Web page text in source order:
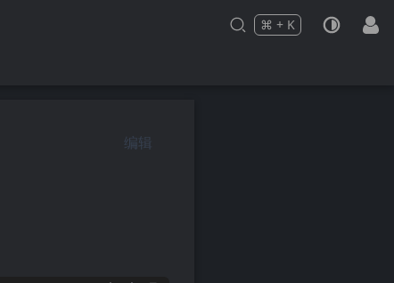
Press
⌘ +
and K
to search
编辑